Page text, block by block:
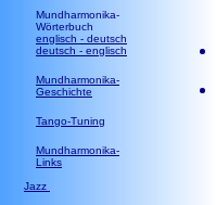
Mundharmonika-
Wörterbuch
englisch - deutsch
deutsch - englisch
Mundharmonika-
Geschichte
Tango-Tuning
Mundharmonika-
Links
Jazz